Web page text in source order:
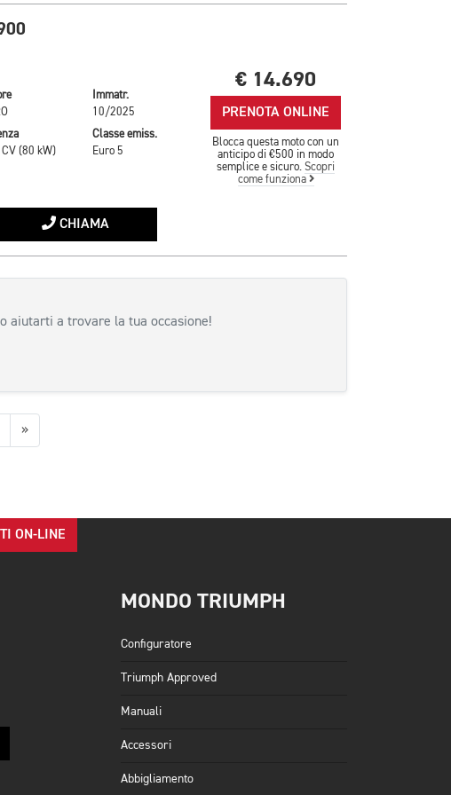
Immatr.
10/2025
(80 kW)
Classe emiss.
Euro 5
€ 14.690
PRENOTA ONLINE
Blocca questa moto con un
anticipo di €500 in modo
semplice e sicuro.Scopri
come funziona
CHIAMA
aiutarti a trovare la tua occasione!
»Successiva
ON-LINE
MONDO TRIUMPH
Configuratore
Triumph Approved
Manuali
Accessori
Abbigliamento